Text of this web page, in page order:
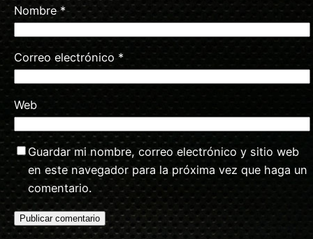
Nombre*
Correo electrónico*
Web
Guardar mi nombre, correo electrónico y sitio web
en este navegador para la próxima vez que haga un
comentario.